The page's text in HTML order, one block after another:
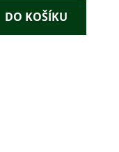
DO KOŠÍKU